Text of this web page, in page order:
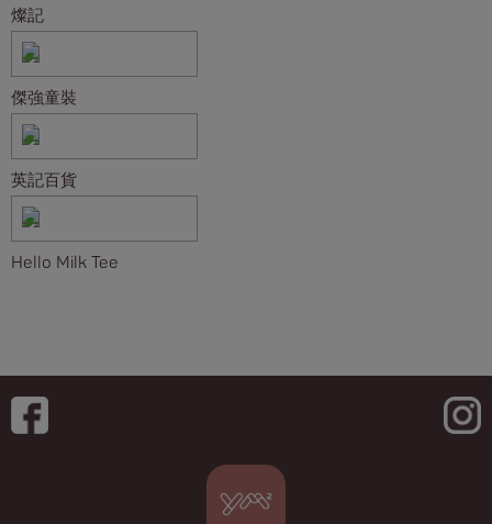
燦記
傑強童裝
英記百貨
Hello Milk Tee